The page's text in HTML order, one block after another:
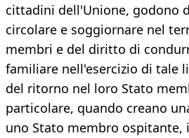
cittadini dell'Unione, godono
circolare e soggiornare nel
membri e del diritto di
familiare nell'esercizio di tale
del ritorno nel loro Stato
particolare, quando creano
uno Stato membro ospitante,